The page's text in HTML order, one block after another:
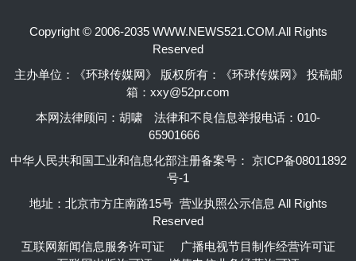
Copyright © 2006-2035 WWW.NEWS521.COM.All Rights
Reserved
主办单位：《环球传媒网》 版权所有：《环球传媒网》 投稿邮
箱：xxy@52pr.com
本网法律顾问：胡啸
法律和不良信息举报电话：010-
65901666
中华人民共和国工业和信息化部注册备案号： 京ICP备08011892
号-1
地址：北京市方庄南路15号 营业执照公示信息 All Rights
Reserved
互联网新闻信息服务许可证
广播电视节目制作经营许可证